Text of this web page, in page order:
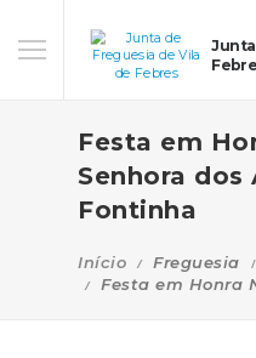
Festa em
Senhora dos
Fontinha
Início Freguesia
Festa em Honra